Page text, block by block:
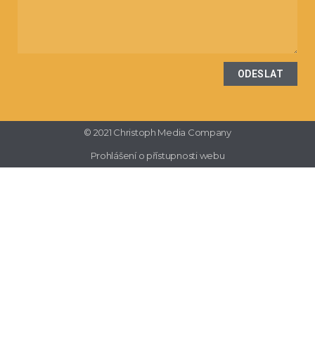
ODESLAT
© 2021 Christoph Media Company
Prohlášení o přístupnosti webu